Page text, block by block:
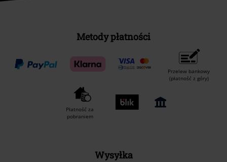
Metody płatności
Przelew bankowy
(płatność z góry)
Płatność za
pobraniem
Wysyłka